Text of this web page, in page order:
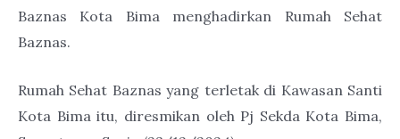
Baznas Kota Bima menghadirkan Rumah Sehat
Baznas.
Rumah Sehat Baznas yang terletak di Kawasan Santi
Kota Bima itu, diresmikan oleh Pj Sekda Kota Bima,